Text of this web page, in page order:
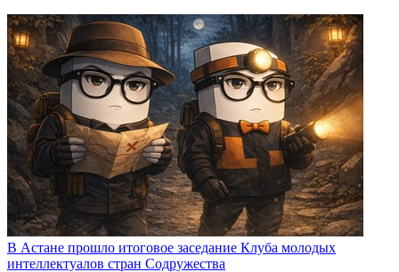
В Астане прошло итоговое заседание Клуба молодых
интеллектуалов стран Содружества